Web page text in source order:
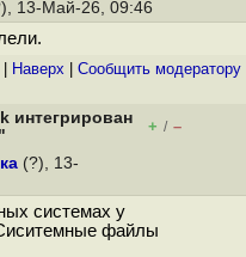
13-Май-26, 09:46
| Наверх Cообщить модератору
интегрирован
+ / –
(?), 13-
системах у
файлы